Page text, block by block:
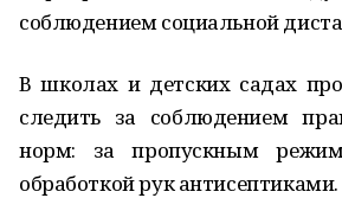
соблюдением социальной
В школах и детских садах
следить за соблюдением
норм: за пропускным
обработкой рук антисептиками.